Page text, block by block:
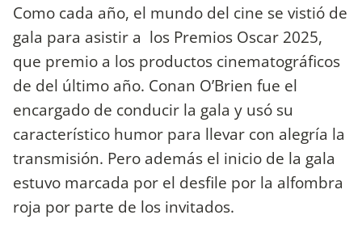
Como cada año, el mundo del cine se vistió de
gala para asistir a los Premios Oscar 2025,
que premio a los productos cinematográficos
de del último año. Conan O’Brien fue el
encargado de conducir la gala y usó su
característico humor para llevar con alegría la
transmisión. Pero además el inicio de la gala
estuvo marcada por el desfile por la alfombra
roja por parte de los invitados.